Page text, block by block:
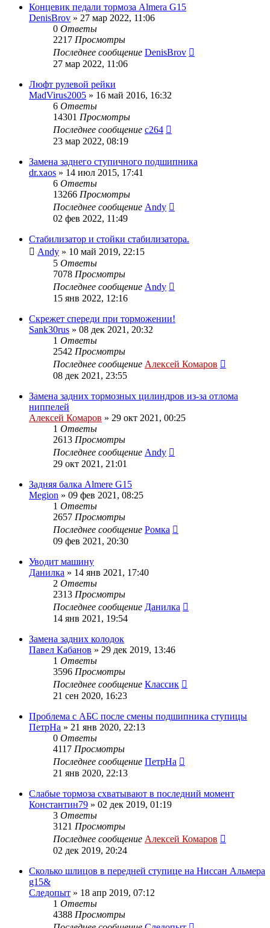
Концевик педали тормоза Almera G15
DenisBrov » 27 мар 2022, 11:06
0 Ответы
2217 Просмотры
Последнее сообщение DenisBrov
27 мар 2022, 11:06
Люфт рулевой рейки
MadVirus2005 » 16 май 2016, 16:32
6 Ответы
14301 Просмотры
Последнее сообщение c264
23 мар 2022, 08:19
Замена заднего ступичного подшипника
dr.xaos » 14 июл 2015, 17:41
6 Ответы
13266 Просмотры
Последнее сообщение Andy
02 фев 2022, 11:49
Стабилизатор и стойки стабилизатора.
Andy » 10 май 2019, 22:15
5 Ответы
7078 Просмотры
Последнее сообщение Andy
15 янв 2022, 12:16
Скрежет спереди при торможении!
Sank30rus » 08 дек 2021, 20:32
1 Ответы
2542 Просмотры
Последнее сообщение Алексей Комаров
08 дек 2021, 23:55
Замена задних тормозных цилиндров из-за отлома
ниппелей
Алексей Комаров » 29 окт 2021, 00:25
1 Ответы
2613 Просмотры
Последнее сообщение Andy
29 окт 2021, 21:01
Задняя балка Almere G15
Megion » 09 фев 2021, 08:25
1 Ответы
2657 Просмотры
Последнее сообщение Ромка
09 фев 2021, 20:30
Уводит машину
Данилка » 14 янв 2021, 17:40
2 Ответы
2313 Просмотры
Последнее сообщение Данилка
14 янв 2021, 19:54
Замена задних колодок
Павел Кабанов » 29 дек 2019, 13:46
1 Ответы
3596 Просмотры
Последнее сообщение Классик
21 сен 2020, 16:23
Проблема с АБС после смены подшипника ступицы
ПетрНа » 21 янв 2020, 22:13
0 Ответы
4117 Просмотры
Последнее сообщение ПетрНа
21 янв 2020, 22:13
Слабые тормоза схватывают в последний момент
Константин79 » 02 дек 2019, 01:19
3 Ответы
3121 Просмотры
Последнее сообщение Алексей Комаров
02 дек 2019, 20:24
Сколько шлицов в передней ступице на Ниссан Альмера
g15&
Следопыт » 18 апр 2019, 07:12
1 Ответы
4388 Просмотры